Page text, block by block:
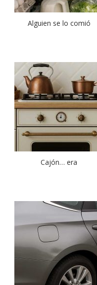
Alguien se lo comió
Cajón… era